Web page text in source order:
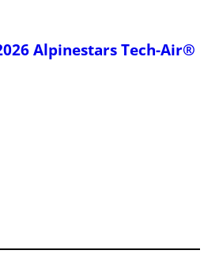
Alpinestars Tech-Air®